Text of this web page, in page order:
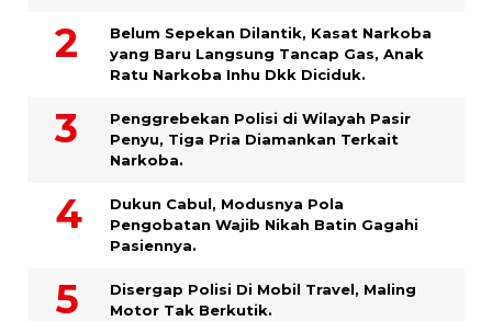
Belum Sepekan Dilantik, Kasat Narkoba
yang Baru Langsung Tancap Gas, Anak
Ratu Narkoba Inhu Dkk Diciduk.
Penggrebekan Polisi di Wilayah Pasir
Penyu, Tiga Pria Diamankan Terkait
Narkoba.
Dukun Cabul, Modusnya Pola
Pengobatan Wajib Nikah Batin Gagahi
Pasiennya.
Disergap Polisi Di Mobil Travel, Maling
Motor Tak Berkutik.